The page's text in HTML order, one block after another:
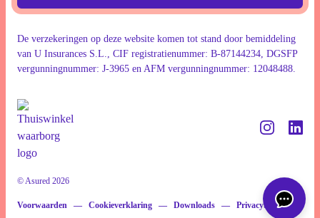
De verzekeringen op deze website komen tot stand door bemiddeling
van U Insurances S.L., CIF registratienummer: B-87144234, DGSFP
vergunningnummer: J-3965 en AFM vergunningnummer: 12048488.
© Asured 2026
Voorwaarden Cookieverklaring Downloads Privacybeleid